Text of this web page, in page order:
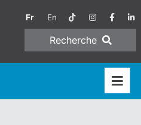
Fr En
Recherche